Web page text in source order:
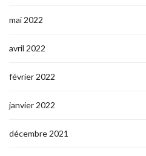
mai 2022
avril 2022
février 2022
janvier 2022
décembre 2021